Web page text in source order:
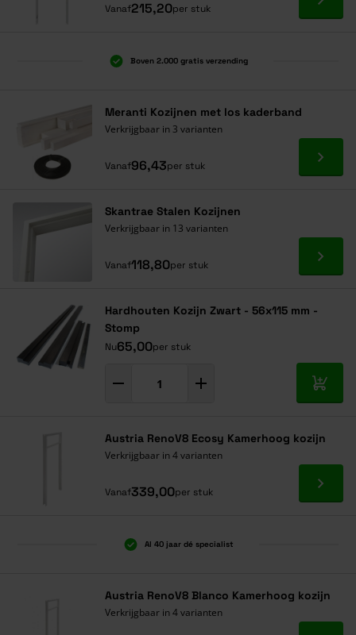
Vanaf215,20per stuk Ga
Boven 2.000 gratis verzending
Meranti Kozijnen met los kaderband
Verkrijgbaar in 3 varianten
Vanaf96,43per stuk Ga
Skantrae Stalen Kozijnen
Verkrijgbaar in 13 varianten
Vanaf118,80per stuk Ga
Hardhouten Kozijn Zwart - 56x115 mm -
Stomp
Nu65,00per stuk
In
Austria RenoV8 Ecosy Kamerhoog kozijn
Verkrijgbaar in 4 varianten
Vanaf339,00per stuk Ga
Al 40 jaar dé specialist
Austria RenoV8 Blanco Kamerhoog kozijn
Verkrijgbaar in 4 varianten